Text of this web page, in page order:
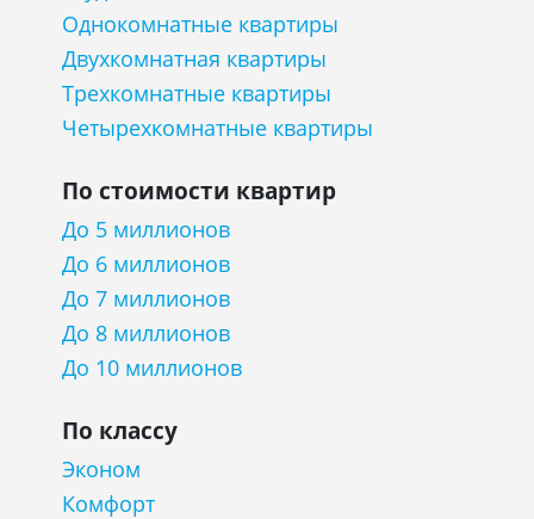
Однокомнатные квартиры
Двухкомнатная квартиры
Трехкомнатные квартиры
Четырехкомнатные квартиры
По стоимости квартир
До 5 миллионов
До 6 миллионов
До 7 миллионов
До 8 миллионов
До 10 миллионов
По классу
Эконом
Комфорт